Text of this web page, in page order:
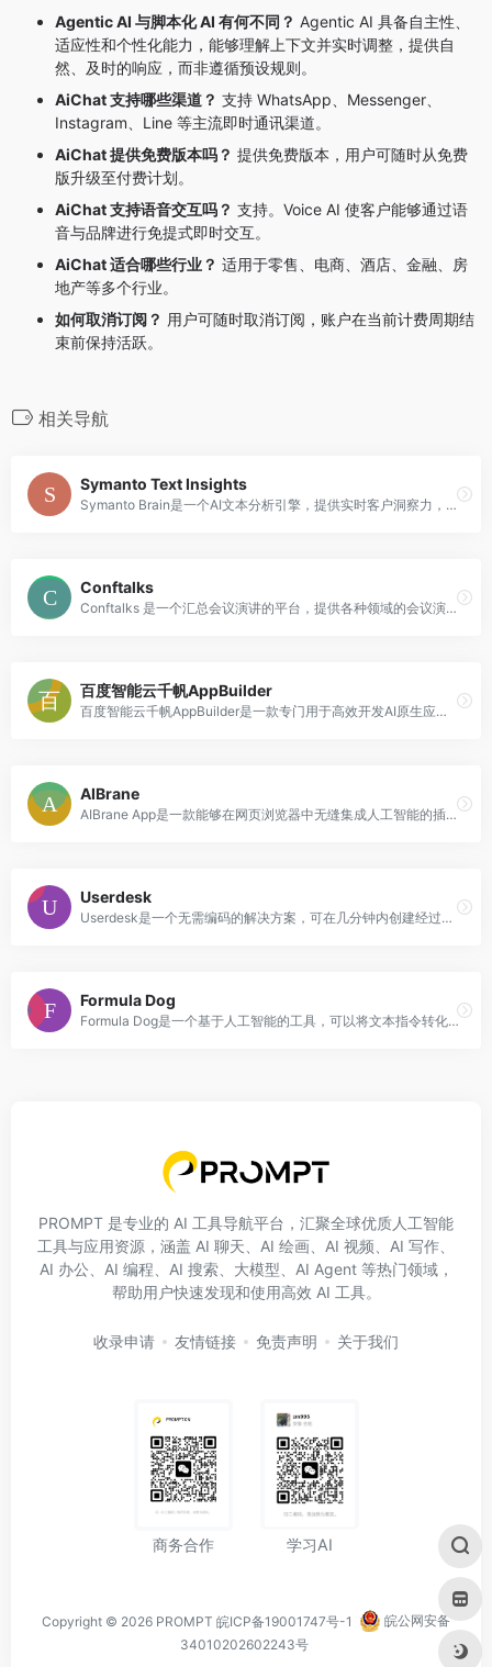
Agentic AI 与脚本化 AI 有何不同？ Agentic AI 具备自主性、
适应性和个性化能力，能够理解上下文并实时调整，提供自
然、及时的响应，而非遵循预设规则。
AiChat 支持哪些渠道？ 支持 WhatsApp、Messenger、
Instagram、Line 等主流即时通讯渠道。
AiChat 提供免费版本吗？ 提供免费版本，用户可随时从免费
版升级至付费计划。
AiChat 支持语音交互吗？ 支持。Voice AI 使客户能够通过语
音与品牌进行免提式即时交互。
AiChat 适合哪些行业？ 适用于零售、电商、酒店、金融、房
地产等多个行业。
如何取消订阅？ 用户可随时取消订阅，账户在当前计费周期结
束前保持活跃。
相关导航
Symanto Text Insights
Symanto Brain是一个AI文本分析引擎，提供实时客户洞察力，帮助企业了解消费者的情感和意见。通过结合人工智能和心理学，Symanto Brain可以分析顾客的情感、评估整体情感、了解顾客对特定主题的意见，并对顾客的邮件和支持票进行分类。Symanto Brain还可以构建聊天机器人、评估客服人员的语调，并自动化IT帮助台等。Symanto Brain旨在帮助企业提前了解消费者的需求，赢得竞争对手，并提高投资回报率。
Conftalks
Conftalks 是一个汇总会议演讲的平台，提供各种领域的会议演讲摘要，帮助用户快速了解并获取有价值的内容。该平台涵盖了加密货币、区块链、软件开发、技术、安全、人工智能、自动化、DevOps 等多个领域的会议演讲摘要。用户可以根据自己的兴趣和需求，浏览并选择感兴趣的演讲内容。
百度智能云千帆AppBuilder
百度智能云千帆AppBuilder是一款专门用于高效开发AI原生应用的平台。它提供了一站式的AI原生应用开发资源和工具,包括开箱即用的应用框架、丰富的AI能力组件以及连接云资源等。主要功能有:1.开源应用框架,如知识增强应用框架(RAG)、Agent框架等。2.丰富AI组件,如语音识别、TTS、文生图、向量引擎等。3.连接云资源,提供CPU/GPU计算、存储等服务。该平台降低了AI应用开发门槛,帮助企业高效开发AI原生应用。
AIBrane
AIBrane App是一款能够在网页浏览器中无缝集成人工智能的插件。它可以在多个网站上为您提供快速、高效的辅助，并提升工作效率。使用AIBrane App，您可以在Gmail、Twitter、LinkedIn、Facebook、Google Sheets、Reddit等平台上利用人工智能的支持来加速邮件撰写、推文创作、职业网络和内容创作、提升Facebook帖子和互动、数据分析和自动化、Reddit讨论等。AIBrane App的功能强大且易于使用，适用于各种工作场景。
Userdesk
Userdesk是一个无需编码的解决方案，可在几分钟内创建经过训练的AI ChatBot。它可以根据您的网站、Notion、PDF等文档找到最合适回答用户问题的内容。它可以帮助您提供即时帮助，并减少支持工作量。
Formula Dog
Formula Dog是一个基于人工智能的工具，可以将文本指令转化为Excel公式或VBA代码，帮助用户快速生成复杂的Excel计算公式。它可以将你的思考转化为准确的Excel公式和VBA代码，帮助你节省时间和精力。
PROMPT 是专业的 AI 工具导航平台，汇聚全球优质人工智能
工具与应用资源，涵盖 AI 聊天、AI 绘画、AI 视频、AI 写作、
AI 办公、AI 编程、AI 搜索、大模型、AI Agent 等热门领域，
帮助用户快速发现和使用高效 AI 工具。
收录申请 友情链接 免责声明 关于我们
商务合作 学习AI
Copyright © 2026 PROMPT 皖ICP备19001747号-1
皖公网安备
34010202602243号